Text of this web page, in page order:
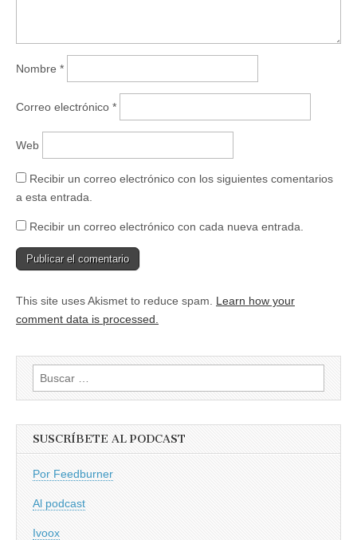
Nombre *
Correo electrónico *
Web
Recibir un correo electrónico con los siguientes comentarios
a esta entrada.
Recibir un correo electrónico con cada nueva entrada.
This site uses Akismet to reduce spam. Learn how your
comment data is processed.
Buscar:
SUSCRÍBETE AL PODCAST
Por Feedburner
Al podcast
Ivoox